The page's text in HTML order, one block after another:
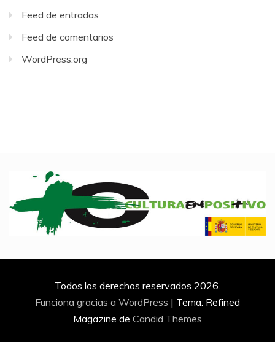
Feed de entradas
Feed de comentarios
WordPress.org
Todos los derechos reservados 2026.
Funciona gracias a WordPress | Tema: Refined
Magazine de Candid Themes